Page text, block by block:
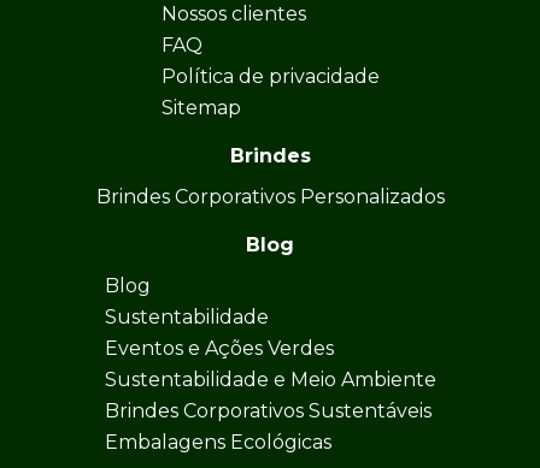
Nossos clientes
FAQ
Política de privacidade
Sitemap
Brindes
Brindes Corporativos Personalizados
Blog
Blog
Sustentabilidade
Eventos e Ações Verdes
Sustentabilidade e Meio Ambiente
Brindes Corporativos Sustentáveis
Embalagens Ecológicas